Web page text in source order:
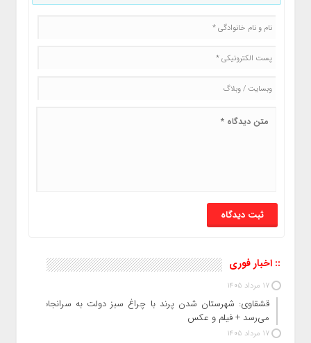
:: اخبار فوری
17 مرداد 1405
قشقاوی: شهرستان شدن پرند با چراغ سبز دولت به سرانجام
می‌رسد + فیلم و عکس
17 مرداد 1405